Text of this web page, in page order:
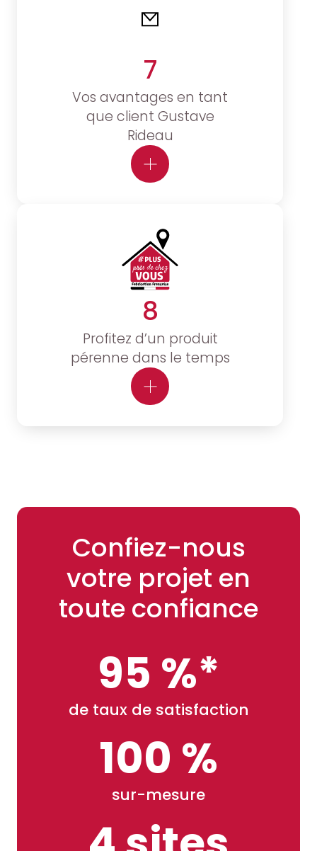
7
Vos avantages en tant
que client Gustave
Rideau
8
Profitez d’un produit
pérenne dans le temps
Confiez-nous
votre projet en
toute confiance
95 %*
de taux de satisfaction
100 %
sur-mesure